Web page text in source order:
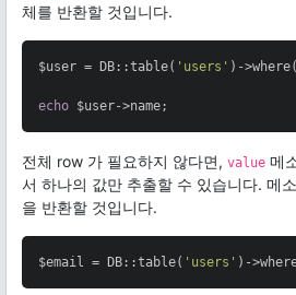
체를 반환할 것입니다.
$user = DB::table( 'users' )->where(
echo $user->name;
전체 row 가 필요하지 않다면, value 메
서 하나의 값만 추출할 수 있습니다. 메
을 반환할 것입니다.
$email = DB::table( 'users' )-